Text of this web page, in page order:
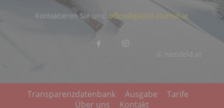
© nassfeld.at
Kontaktieren Sie uns: office@gailtal-journal.at
Transparenzdatenbank Ausgabe
Tarife
Über uns
Kontakt